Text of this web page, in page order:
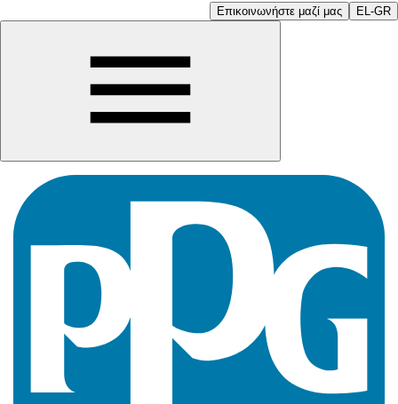
Επικοινωνήστε μαζί μας EL-GR